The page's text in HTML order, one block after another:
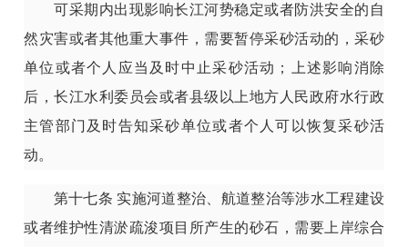
可采期内出现影响长江河势稳定或者防洪安全的自
然灾害或者其他重大事件，需要暂停采砂活动的，采砂
单位或者个人应当及时中止采砂活动；上述影响消除
后，长江水利委员会或者县级以上地方人民政府水行政
主管部门及时告知采砂单位或者个人可以恢复采砂活
动。
第十七条 实施河道整治、航道整治等涉水工程建设
或者维护性清淤疏浚项目所产生的砂石，需要上岸综合